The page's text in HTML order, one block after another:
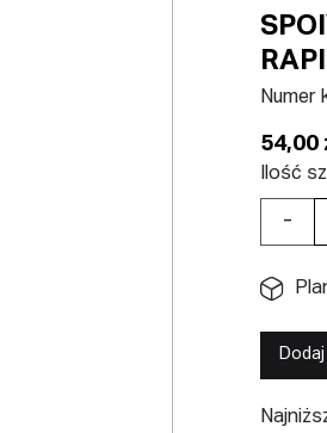
Numer
54,00
Ilość
-